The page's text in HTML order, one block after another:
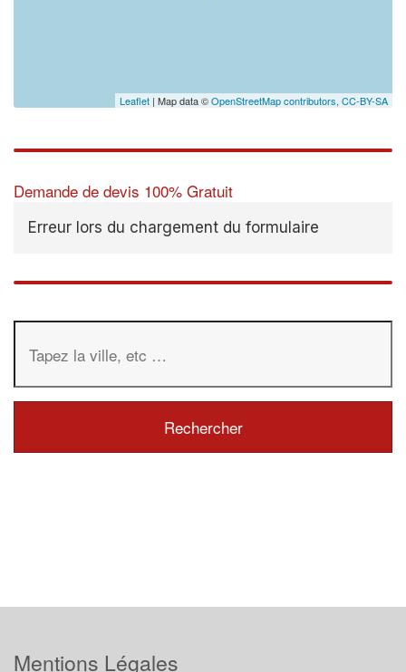
Leaflet | Map data ©OpenStreetMap contributors, CC-BY-SA
Demande de devis 100% Gratuit
Erreur lors du chargement du formulaire
Mentions Légales